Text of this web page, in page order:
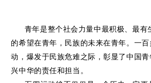
青年是整个社会力量中最积极、最有
的希望在青年，民族的未来在青年。一
动，爆发于民族危难之际，彰显了中国
兴中华的责任和担当。